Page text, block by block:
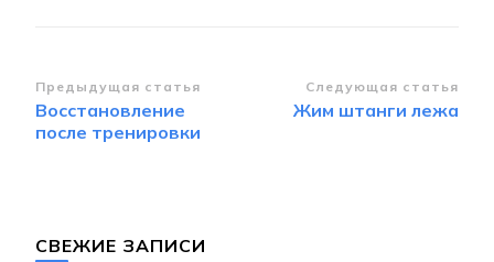
Навигация
по
Предыдущая статья
Восстановление
после тренировки
Следующая статья
Жим штанги лежа
СВЕЖИЕ ЗАПИСИ